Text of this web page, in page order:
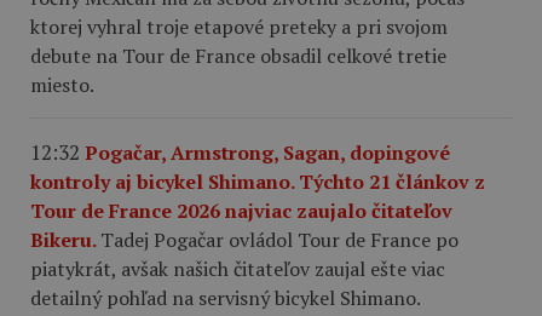
ktorej vyhral troje etapové preteky a pri svojom
debute na Tour de France obsadil celkové tretie
miesto.
12:32 Pogačar, Armstrong, Sagan, dopingové
kontroly aj bicykel Shimano. Týchto 21 článkov z
Tour de France 2026 najviac zaujalo čitateľov
Bikeru.Tadej Pogačar ovládol Tour de France po
piatykrát, avšak našich čitateľov zaujal ešte viac
detailný pohľad na servisný bicykel Shimano.